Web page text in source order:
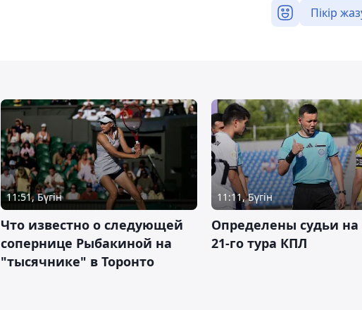
Пікір
11:51, Бүгін
Что известно о следующей
сопернице Рыбакиной на
"тысячнике" в Торонто
11:11, Бүгін
Определены судьи
21-го тура КПЛ